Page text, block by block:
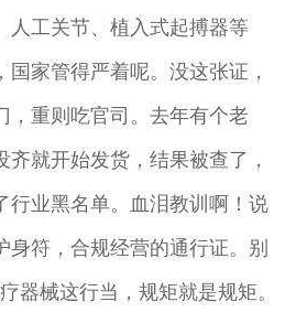
工关节、植入式起搏器等
家管得严着呢。没这张证，
，重则吃官司。去年有个老
就开始发货，结果被查了，
行业黑名单。血泪教训啊！说
身符，合规经营的通行证。别
器械这行当，规矩就是规矩。